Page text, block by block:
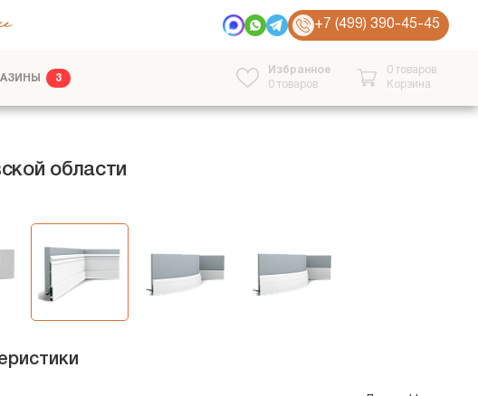
+7 (499) 390-45-45
3
Избранное
0 товаров
0 товаров
Корзина
области